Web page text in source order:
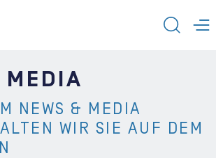
MEDIA
NEWS & MEDIA
WIR SIE AUF DEM